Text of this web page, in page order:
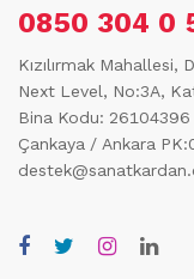
0850 304 0
Kızılırmak Mahallesi,
Next Level, No:3A,
Bina Kodu: 26104396
Çankaya / Ankara